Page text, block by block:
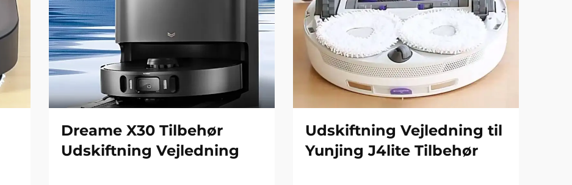
Dreame X30 Tilbehør
Udskiftning Vejledning
Udskiftning Vejledning til
Yunjing J4lite Tilbehør